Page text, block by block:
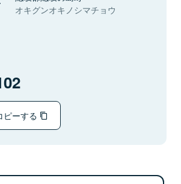
オキグンオキノシマチョウ
ピーする